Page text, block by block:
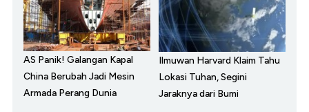
AS Panik! Galangan Kapal
China Berubah Jadi Mesin
Armada Perang Dunia
Ilmuwan Harvard Klaim Tahu
Lokasi Tuhan, Segini
Jaraknya dari Bumi